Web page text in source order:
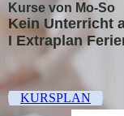
Kurse von Mo-So
Kein Unterricht
I Extraplan
KURSPLAN